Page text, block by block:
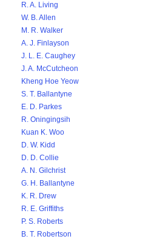
R. A. Living
W. B. Allen
M. R. Walker
A. J. Finlayson
J. L. E. Caughey
J. A. McCutcheon
Kheng Hoe Yeow
S. T. Ballantyne
E. D. Parkes
R. Oningingsih
Kuan K. Woo
D. W. Kidd
D. D. Collie
A. N. Gilchrist
G. H. Ballantyne
K. R. Drew
R. E. Griffiths
P. S. Roberts
B. T. Robertson